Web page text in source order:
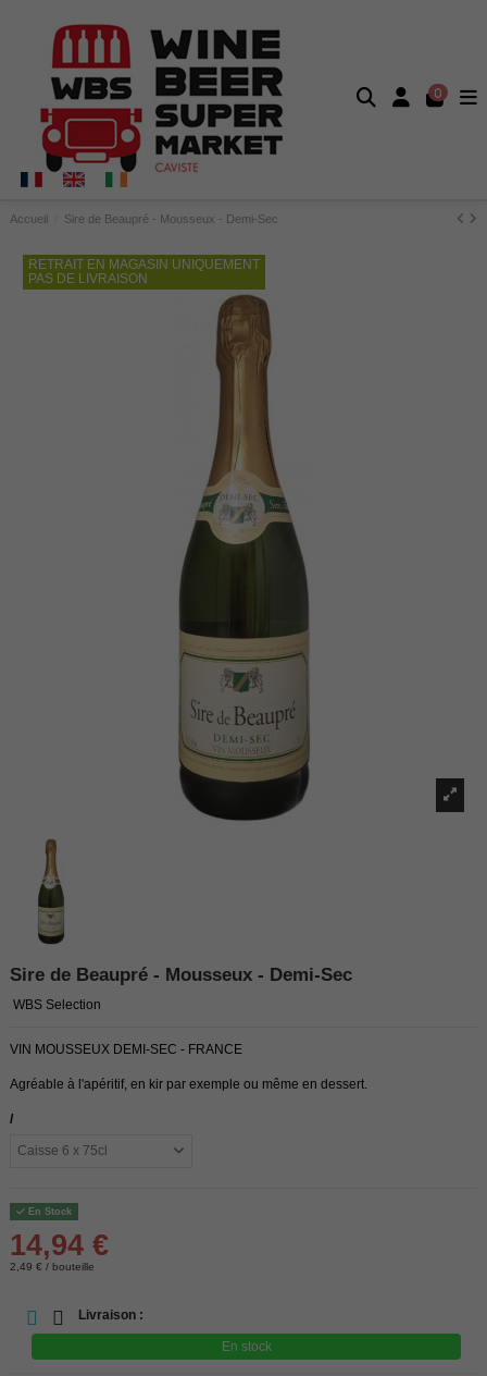
0
Accueil Sire de Beaupré - Mousseux - Demi-Sec
RETRAIT EN MAGASIN UNIQUEMENT
PAS DE LIVRAISON
Sire de Beaupré - Mousseux - Demi-Sec
WBS Selection
VIN MOUSSEUX DEMI-SEC - FRANCE
Agréable à l'apéritif, en kir par exemple ou même en dessert.
/
En Stock
14,94 €
2,49 € / bouteille
Livraison :
En stock